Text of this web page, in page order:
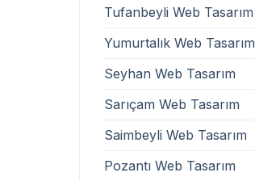
Tufanbeyli Web Tasarım
Yumurtalık Web Tasarım
Seyhan Web Tasarım
Sarıçam Web Tasarım
Saimbeyli Web Tasarım
Pozantı Web Tasarım